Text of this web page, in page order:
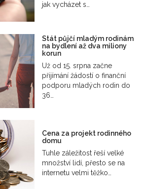
jak vycházet s…
Stát půjčí mladým rodinám
na bydlení až dva miliony
korun
Už od 15. srpna začne
přijímání žádostí o finanční
podporu mladých rodin do
36…
Cena za projekt rodinného
domu
Tuhle záležitost řeší velké
množství lidí, přesto se na
internetu velmi těžko…